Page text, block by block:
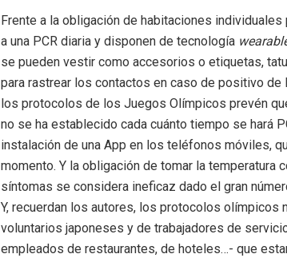
Frente a la obligación de habitaciones
a una PCR diaria y disponen de tecnología
se pueden vestir como accesorios o etiquetas,
para rastrear los contactos en caso de positivo
los protocolos de los Juegos Olímpicos prevén
no se ha establecido cada cuánto tiempo se hará
instalación de una App en los teléfonos móviles,
momento. Y la obligación de tomar la temperatura
síntomas se considera ineficaz dado el gran
Y, recuerdan los autores, los protocolos olímpicos
voluntarios japoneses y de trabajadores de
empleados de restaurantes, de hoteles…- que